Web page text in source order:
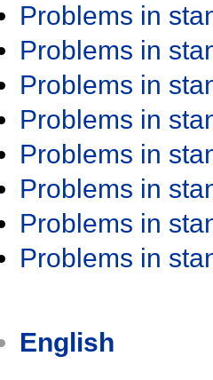
Problems in
Problems in
Problems in
Problems in
Problems in
Problems in
Problems in
Problems in
English